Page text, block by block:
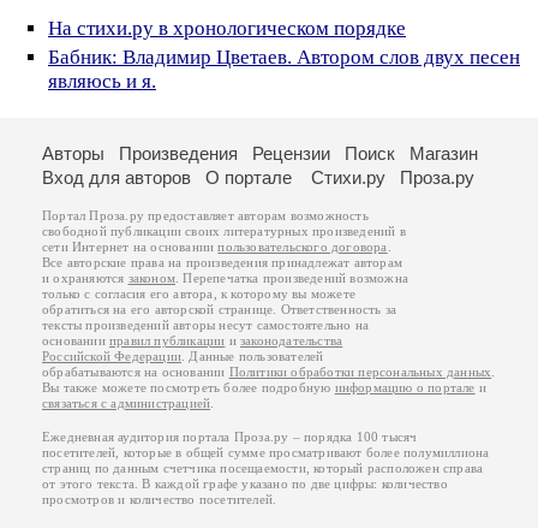
На стихи.ру в хронологическом порядке
Бабник: Владимир Цветаев. Автором слов двух песен
являюсь и я.
Авторы Произведения Рецензии Поиск
Магазин
Вход для авторов
О портале Стихи.ру Проза.ру
Портал Проза.ру предоставляет авторам возможность
свободной публикации своих литературных произведений в
сети Интернет на основаниипользовательского договора
Все авторские права на произведения принадлежат авторам
и охраняются законом . Перепечатка произведений возможна
только с согласия его автора, к которому вы можете
обратиться на его авторской странице. Ответственность за
тексты произведений авторы несут самостоятельно на
основанииправил публикации изаконодательства
Российской Федерации . Данные пользователей
обрабатываются на основании Политики обработки персональных данных
Вы также можете посмотреть более подробную информацию о портале и
связаться с администрацией
Ежедневная аудитория портала Проза.ру – порядка 100 тысяч
посетителей, которые в общей сумме просматривают более полумиллиона
страниц по данным счетчика посещаемости, который расположен справа
от этого текста. В каждой графе указано по две цифры: количество
просмотров и количество посетителей.